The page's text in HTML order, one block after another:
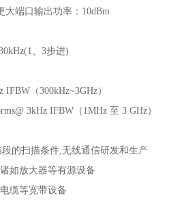
大端口输出功率：10dBm
、3步进)
（300kHz~3GHz）
3kHz IFBW（1MHz 至 3 GHz）
的扫描条件,无线通信研发和生产
如放大器等有源设备
缆等宽带设备